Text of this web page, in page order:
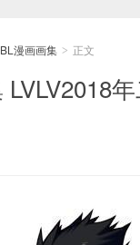
BL漫画画集 > 正文